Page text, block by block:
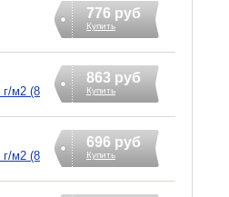
776 руб
Купить
г/м2 (8
863 руб
Купить
г/м2 (8
696 руб
Купить